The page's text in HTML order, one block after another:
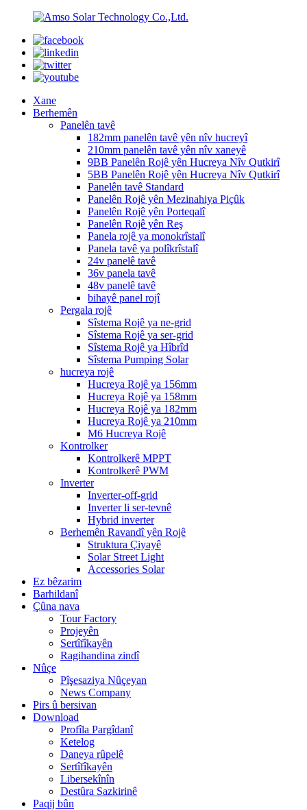
Xane
Berhemên
Panelên tavê
182mm panelên tavê yên nîv hucreyî
210mm panelên tavê yên nîv xaneyê
9BB Panelên Rojê yên Hucreya Nîv Qutkirî
5BB Panelên Rojê yên Hucreya Nîv Qutkirî
Panelên tavê Standard
Panelên Rojê yên Mezinahiya Piçûk
Panelên Rojê yên Porteqalî
Panelên Rojê yên Reş
Panela rojê ya monokrîstalî
Panela tavê ya polîkrîstalî
24v panelê tavê
36v panela tavê
48v panelê tavê
bihayê panel rojî
Pergala rojê
Sîstema Rojê ya ne-grid
Sîstema Rojê ya ser-grid
Sîstema Rojê ya Hîbrîd
Sîstema Pumping Solar
hucreya rojê
Hucreya Rojê ya 156mm
Hucreya Rojê ya 158mm
Hucreya Rojê ya 182mm
Hucreya Rojê ya 210mm
M6 Hucreya Rojê
Kontrolker
Kontrolkerê MPPT
Kontrolkerê PWM
Inverter
Inverter-off-grid
Inverter li ser-tevnê
Hybrid inverter
Berhemên Ravandî yên Rojê
Struktura Çiyayê
Solar Street Light
Accessories Solar
Ez bêzarim
Barhildanî
Çûna nava
Tour Factory
Projeyên
Sertîfîkayên
Ragihandina zindî
Nûçe
Pîşesaziya Nûçeyan
News Company
Pirs û bersivan
Download
Profîla Pargîdanî
Ketelog
Daneya rûpelê
Sertîfîkayên
Libersekînîn
Destûra Sazkirinê
Paqij bûn